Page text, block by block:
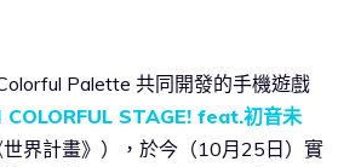
Palette 共同開發的手機遊戲
STAGE! feat.初音未
界計畫》），於今（10月25日）實